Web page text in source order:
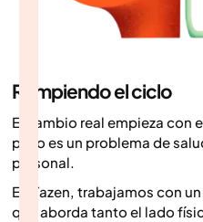
Rompiendo el ciclo
El cambio real empieza con
peso es un problema de
personal.
En Yazen, trabajamos con
que aborda tanto el lado